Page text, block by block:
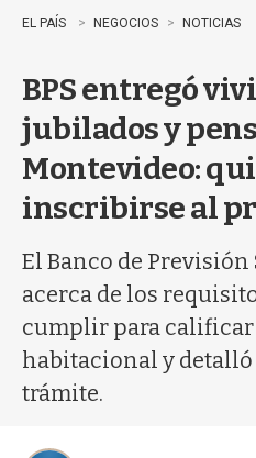
EL PAÍS NEGOCIOS NOTICIAS
BPS entregó
jubilados y
Montevideo:
inscribirse al
El Banco de
acerca de los
cumplir para
habitacional y detalló
trámite.